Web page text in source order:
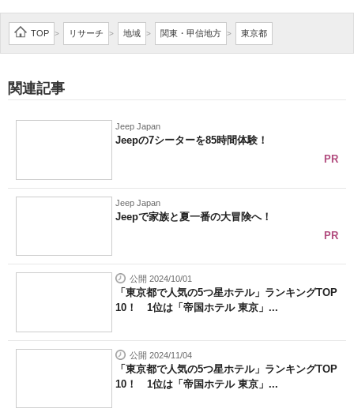
TOP > リサーチ > 地域 > 関東・甲信地方 > 東京都
関連記事
Jeep Japan
Jeepの7シーターを85時間体験！
PR
Jeep Japan
Jeepで家族と夏一番の大冒険へ！
PR
公開 2024/10/01
「東京都で人気の5つ星ホテル」ランキングTOP
10！ 1位は「帝国ホテル 東京」...
公開 2024/11/04
「東京都で人気の5つ星ホテル」ランキングTOP
10！ 1位は「帝国ホテル 東京」...